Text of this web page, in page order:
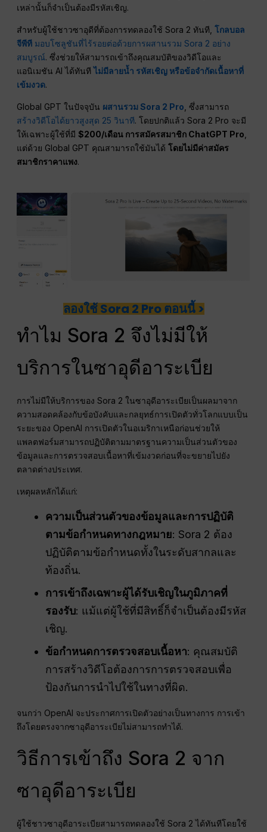
เหล่านั้นก็จำเป็นต้องมีรหัสเชิญ.
สำหรับผู้ใช้ชาวซาอุดีที่ต้องการทดลองใช้ Sora 2 ทันที,โกลบอล
จีพีที มอบโซลูชันที่ไร้รอยต่อด้วยการผสานรวม Sora 2 อย่าง
สมบูรณ์. ซึ่งช่วยให้สามารถเข้าถึงคุณสมบัติของวิดีโอและ
แอนิเมชัน AI ได้ทันทีไม่มีลายน้ำ รหัสเชิญ หรือข้อจำกัดเนื้อหาที่
เข้มงวด.
Global GPT ในปัจจุบัน ผสานรวม Sora 2 Pro, ซึ่งสามารถ
สร้างวิดีโอได้ยาวสูงสุด 25 วินาที. โดยปกติแล้ว Sora 2 Pro จะมี
ให้เฉพาะผู้ใช้ที่มี$200/เดือน การสมัครสมาชิก ChatGPT Pro,
แต่ด้วย Global GPT คุณสามารถใช้มันได้โดยไม่มีค่าสมัคร
สมาชิกราคาแพง.
ลองใช้ Sora 2 Pro ตอนนี้ >
ทำไม Sora 2 จึงไม่มีให้
บริการในซาอุดีอาระเบีย
การไม่มีให้บริการของ Sora 2 ในซาอุดีอาระเบียเป็นผลมาจาก
ความสอดคล้องกับข้อบังคับและกลยุทธ์การเปิดตัวทั่วโลกแบบเป็น
ระยะของ OpenAI การเปิดตัวในอเมริกาเหนือก่อนช่วยให้
แพลตฟอร์มสามารถปฏิบัติตามมาตรฐานความเป็นส่วนตัวของ
ข้อมูลและการตรวจสอบเนื้อหาที่เข้มงวดก่อนที่จะขยายไปยัง
ตลาดต่างประเทศ.
เหตุผลหลักได้แก่:
ความเป็นส่วนตัวของข้อมูลและการปฏิบัติ
ตามข้อกำหนดทางกฎหมาย: Sora 2 ต้อง
ปฏิบัติตามข้อกำหนดทั้งในระดับสากลและ
ท้องถิ่น.
การเข้าถึงเฉพาะผู้ได้รับเชิญในภูมิภาคที่
รองรับ: แม้แต่ผู้ใช้ที่มีสิทธิ์ก็จำเป็นต้องมีรหัส
เชิญ.
ข้อกำหนดการตรวจสอบเนื้อหา: คุณสมบัติ
การสร้างวิดีโอต้องการการตรวจสอบเพื่อ
ป้องกันการนำไปใช้ในทางที่ผิด.
จนกว่า OpenAI จะประกาศการเปิดตัวอย่างเป็นทางการ การเข้า
ถึงโดยตรงจากซาอุดีอาระเบียไม่สามารถทำได้.
วิธีการเข้าถึง Sora 2 จาก
ซาอุดีอาระเบีย
ผู้ใช้ชาวซาอุดีอาระเบียสามารถทดลองใช้ Sora 2 ได้ทันทีโดยใช้